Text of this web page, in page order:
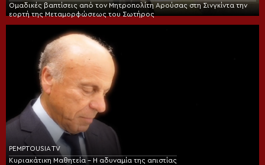
Ομαδικές βαπτίσεις από τον Μητροπολίτη Αρούσας στη Σινγκίντα την
εορτή της Μεταμορφώσεως του Σωτήρος
PEMPTOUSIA TV
Κυριακάτικη Μαθητεία – Η αδυναμία της απιστίας